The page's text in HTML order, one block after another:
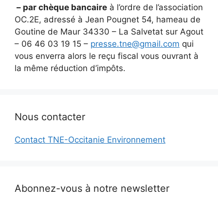
– par chèque bancaire à l’ordre de l’association
OC.2E, adressé à Jean Pougnet 54, hameau de
Goutine de Maur 34330 – La Salvetat sur Agout
– 06 46 03 19 15 – presse.tne@gmail.com qui
vous enverra alors le reçu fiscal vous ouvrant à
la même réduction d’impôts.
Nous contacter
Contact TNE-Occitanie Environnement
Abonnez-vous à notre newsletter